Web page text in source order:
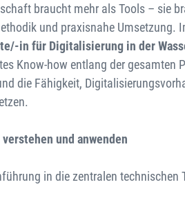
braucht mehr als Tools – sie
und praxisnahe Umsetzung.
in für Digitalisierung in der
Know-how entlang der gesamten
die Fähigkeit,
und anwenden
in die zentralen